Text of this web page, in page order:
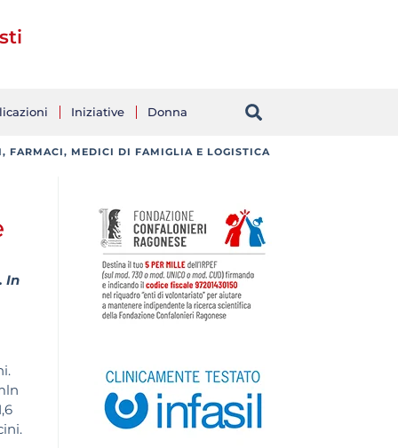
Iniziative Donna
FARMACI, MEDICI DI FAMIGLIA E LOGISTICA
In